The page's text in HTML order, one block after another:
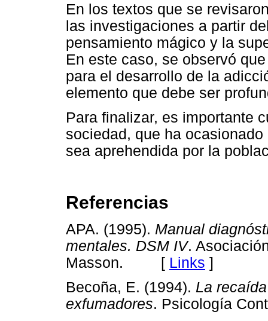
En los textos que se
las investigaciones a partir
pensamiento mágico y la
En este caso, se observó
para el desarrollo de la
elemento que debe ser
Para finalizar, es importante
sociedad, que ha
sea aprehendida por la
Referencias
APA. (1995). Manual
mentales. DSM IV.
Masson. [ Links ]
Becoña, E. (1994). La
exfumadores. Psicología